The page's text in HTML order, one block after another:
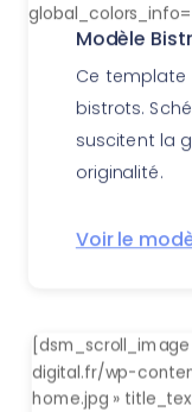
Modèle
Ce template
bistrots.
suscitent la
originalité.
Voir le
digital.fr/wp-
home.jpg »